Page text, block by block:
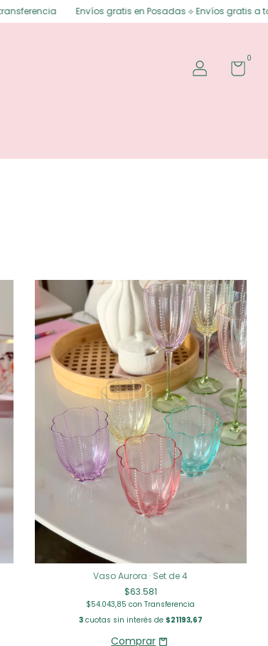
Envíos gratis en Posadas ⟡ Envíos gratis a todo el país
0
Vaso Aurora · Set de 4
$63.581
$54.043,85con Transferencia
3cuotas sin interés de $21193,67